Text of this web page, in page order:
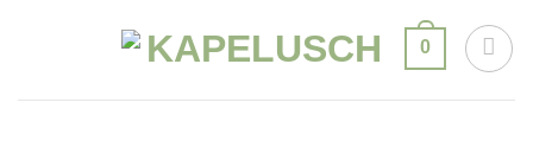
0